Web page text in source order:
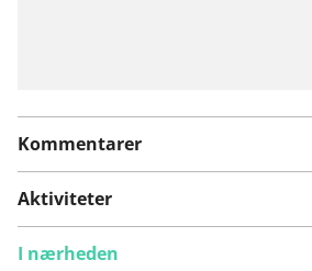
Kommentarer
Aktiviteter
I nærheden